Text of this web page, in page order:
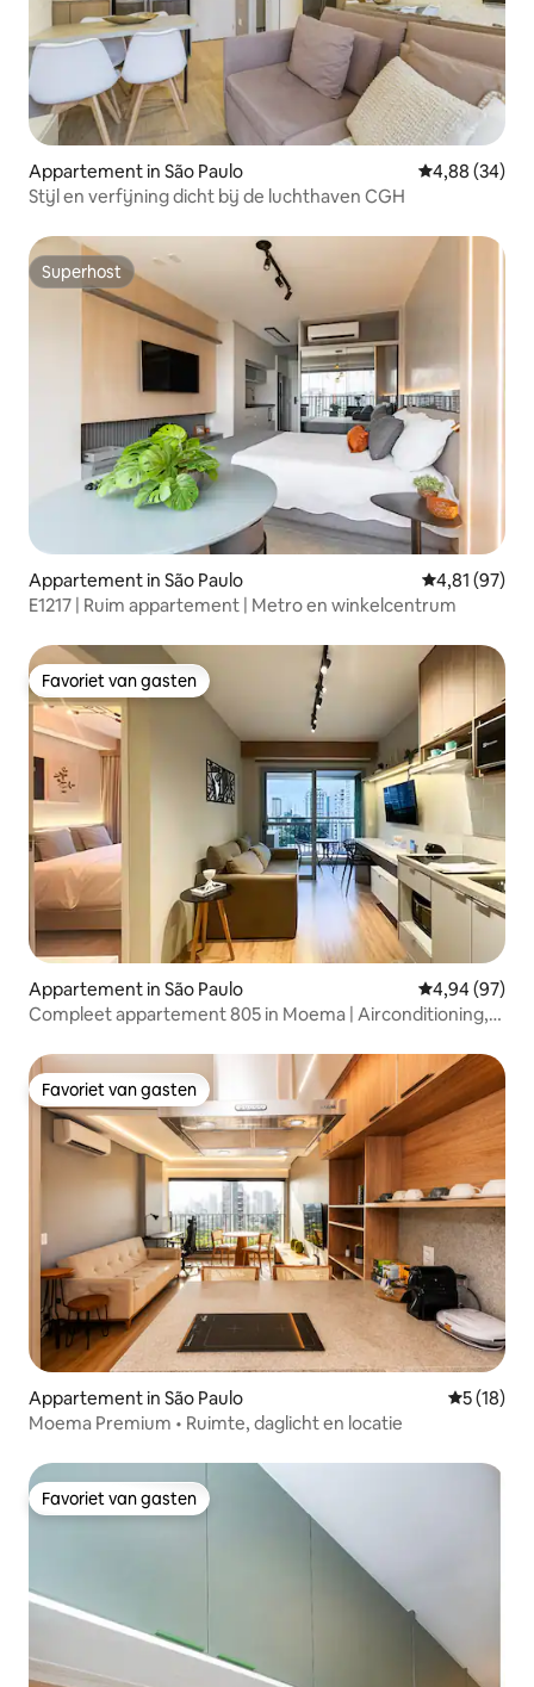
Appartement in São Paulo Gemiddelde
4,88 (34)
Stijl en verfijning dicht bij de luchthaven CGH
Superhost
Superhost
Appartement in São Paulo Gemiddelde
4,81 (97)
E1217 | Ruim appartement | Metro en winkelcentrum
Favoriet van gasten
Favoriet van gasten
Appartement in São Paulo Gemiddelde
4,94 (97)
Compleet appartement 805 in Moema | Airconditioning,
Favoriet van gasten
Favoriet van gasten
Appartement in São Paulo
5 (18)
Moema Premium • Ruimte, daglicht en locatie
Favoriet van gasten
Favoriet van gasten